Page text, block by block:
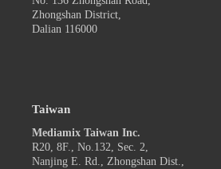
Zhongshan District,
Dalian 116000
Taiwan
Mediamix Taiwan Inc.
R20, 8F., No.132, Sec. 2,
Nanjing E. Rd., Zhongshan Dist.,